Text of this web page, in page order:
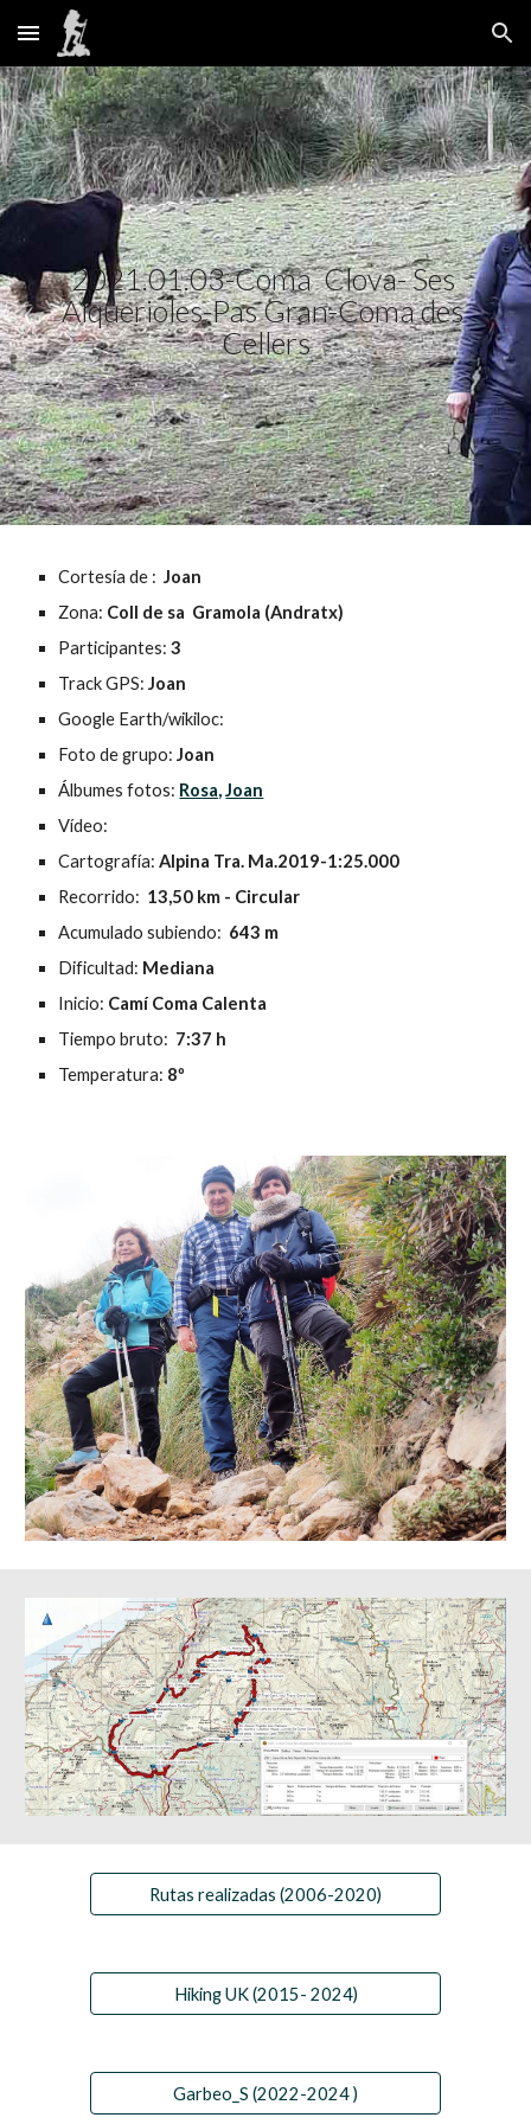
Skip to main content Skip to navigation
2021.01.03-Coma  Clova- Ses
Alquerioles-Pas Gran-Coma des
Cellers
Cortesía de : Joan
Zona: Coll de sa  Gramola (Andratx)
Participantes: 3
Track GPS: Joan
Google Earth/wikiloc:
Foto de grupo: Joan
Álbumes fotos: Rosa, Joan
Vídeo:
Cartografía: Alpina Tra. Ma.2019-1:25.000
Recorrido: 13,50 km - Circular
Acumulado subiendo: 643 m
Dificultad: Mediana
Inicio: Camí Coma Calenta
Tiempo bruto: 7:37 h
Temperatura: 8º
Rutas realizadas (2006-2020)
Hiking UK (2015- 2024)
Garbeo_S (2022-2024 )